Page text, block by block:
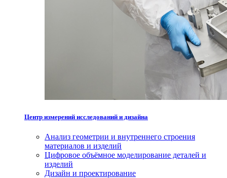
Центр измерений исследований и дизайна
Анализ геометрии и внутреннего строения
материалов и изделий
Цифровое объёмное моделирование деталей и
изделий
Дизайн и проектирование